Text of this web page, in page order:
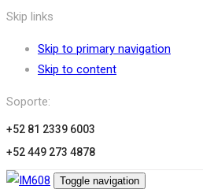
Skip links
Skip to primary navigation
Skip to content
Soporte:
+52 81 2339 6003
+52 449 273 4878
Toggle navigation